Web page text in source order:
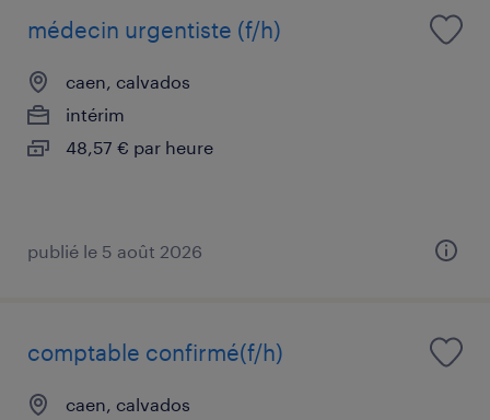
médecin urgentiste (f/h)
caen, calvados
intérim
48,57 € par heure
publié le 5 août 2026
comptable confirmé(f/h)
caen, calvados